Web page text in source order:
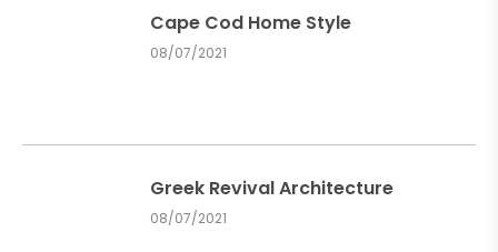
Cape Cod Home Style
08/07/2021
Greek Revival Architecture
08/07/2021